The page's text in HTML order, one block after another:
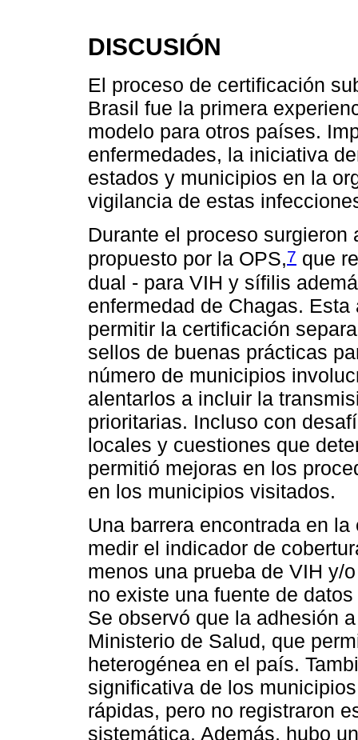
DISCUSIÓN
El proceso de certificación
Brasil fue la primera
modelo para otros países.
enfermedades, la iniciativa
estados y municipios en la
vigilancia de estas
Durante el proceso
propuesto por la OPS,7 que
dual - para VIH y sífilis
enfermedad de Chagas.
permitir la certificación
sellos de buenas prácticas
número de municipios
alentarlos a incluir la
prioritarias. Incluso con
locales y cuestiones que
permitió mejoras en los
en los municipios visitados.
Una barrera encontrada en
medir el indicador de
menos una prueba de VIH y/
no existe una fuente de
Se observó que la adhesión
Ministerio de Salud, que
heterogénea en el país.
significativa de los
rápidas, pero no registraron
sistemática. Además, hubo